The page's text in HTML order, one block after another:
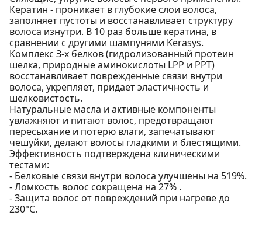
Кератин - проникает в глубокие слои волоса,
заполняет пустоты и восстанавливает структуру
волоса изнутри. В 10 раз больше кератина, в
сравнении с другими шампунями Kerasys.
Комплекс З-х белков (гидролизованный протеин
шелка, природные аминокислоты LPP и РРТ)
восстанавливает поврежденные связи внутри
волоса, укрепляет, придает эластичность и
шелковистость.
Натуральные масла и активные компоненты
увлажняют и питают волос, предотвращают
пересыхание и потерю влаги, запечатывают
чешуйки, делают волосы гладкими и блестящими.
Эффективность подтверждена клиническими
тестами:
- Белковые связи внутри волоса улучшены на 519%.
- Ломкость волос сокращена на 27% .
- Защита волос от повреждений при нагреве до
230°С.